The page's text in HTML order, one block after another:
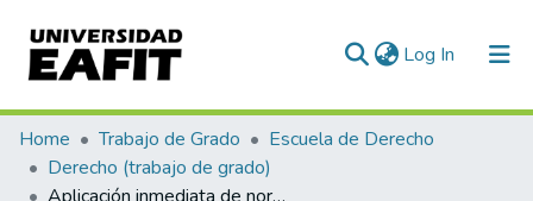
Log In (current)
Communities & Collections
All of DSpace
Home Trabajo de Grado
Escuela de Derecho
Derecho (trabajo de grado)